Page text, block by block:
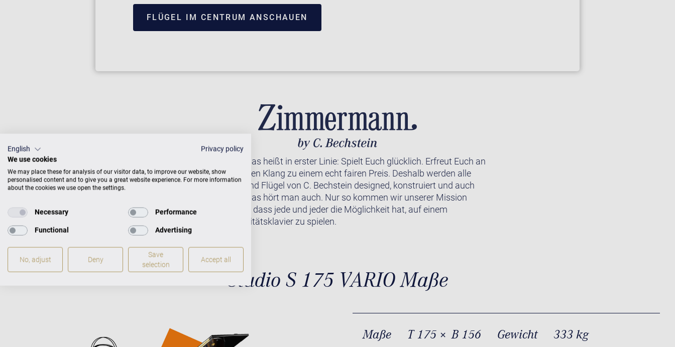
FLÜGEL IM CENTRUM ANSCHAUEN
Zimmermann – das heißt in erster Linie: Spielt Euch glücklich. Erfreut Euch an
einem wunderbaren Klang zu einem echt fairen Preis. Deshalb werden alle
unsere Klaviere und Flügel von C. Bechstein designed, konstruiert und auch
kontrolliert. Und das hört man auch. Nur so kommen wir unserer Mission
näher: Wir wollen, dass jede und jeder die Möglichkeit hat, auf einem
akustischen Qualitätsklavier zu spielen.
Studio S 175 VARIO Maße
Maße T 175 × B 156 Gewicht 333 kg
English
Privacy policy
We use cookies
We may place these for analysis of our visitor data, to improve our website, show
personalised content and to give you a great website experience. For more information
about the cookies we use open the settings.
Necessary Performance
Functional Advertising
No, adjust Deny
Save
selection
Accept all